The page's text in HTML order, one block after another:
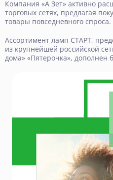
Компания «А Зет» активно
торговых сетях, предлагая
товары повседневного спроса.
Ассортимент ламп СТАРТ,
из крупнейшей российской
дома» «Пятерочка», дополнен